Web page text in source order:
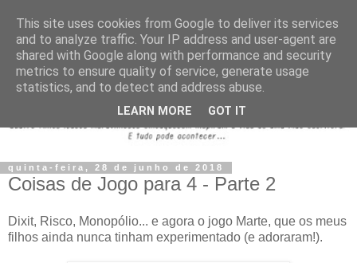
quinta-feira, 28 de junho de 2018
Coisas de Jogo para 4 - Parte 2
Dixit, Risco, Monopólio... e agora o jogo Marte, que os meus
filhos ainda nunca tinham experimentado (e adoraram!).
This site uses cookies from Google to deliver its services
and to analyze traffic. Your IP address and user-agent are
shared with Google along with performance and security
metrics to ensure quality of service, generate usage
statistics, and to detect and address abuse.
LEARN MORE GOT IT